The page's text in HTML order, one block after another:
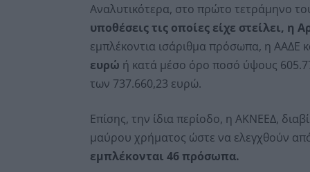
Αναλυτικότερα, στο πρώτο τετράμηνο
υποθέσεις τις οποίες είχε στείλει, η
εμπλέκοντια ισάριθμα πρόσωπα, η ΑΑΔΕ
ευρώ ή κατά μέσο όρο ποσό ύψους
των 737.660,23 ευρώ.
Επίσης, την ίδια περίοδο, η ΑΚΝΕΕΔ,
μαύρου χρήματος ώστε να ελεγχθούν από
εμπλέκονται 46 πρόσωπα.